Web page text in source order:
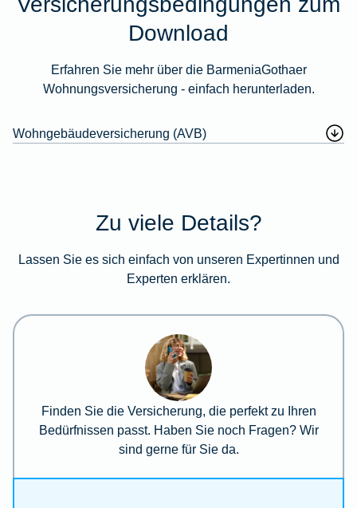
Download
Erfahren Sie mehr über die BarmeniaGothaer
Wohnungsversicherung - einfach herunterladen.
Wohngebäudeversicherung (AVB)
Zu viele Details?
Lassen Sie es sich einfach von unseren Expertinnen und
Experten erklären.
Finden Sie die Versicherung, die perfekt zu Ihren
Bedürfnissen passt. Haben Sie noch Fragen? Wir
sind gerne für Sie da.